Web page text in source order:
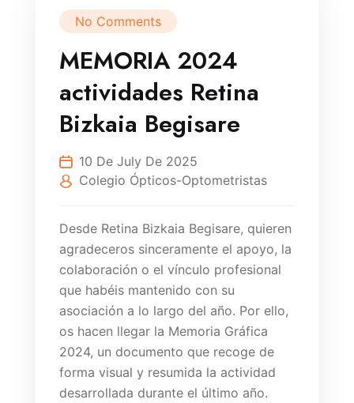
No Comments
MEMORIA 2024
actividades Retina
Bizkaia Begisare
10 De July De 2025
Colegio Ópticos-Optometristas
Desde Retina Bizkaia Begisare, quieren
agradeceros sinceramente el apoyo, la
colaboración o el vínculo profesional
que habéis mantenido con su
asociación a lo largo del año. Por ello,
os hacen llegar la Memoria Gráfica
2024, un documento que recoge de
forma visual y resumida la actividad
desarrollada durante el último año.